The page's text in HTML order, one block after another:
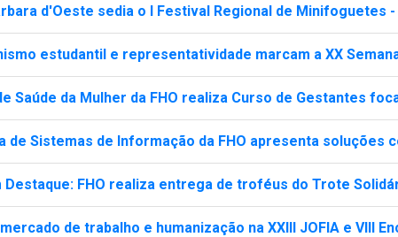
d'Oeste sedia o I Festival Regional de Minifoguetes
estudantil e representatividade marcam a XX
Saúde da Mulher da FHO realiza Curso de Gestantes
de Sistemas de Informação da FHO apresenta soluções
Destaque: FHO realiza entrega de troféus do Trote
de trabalho e humanização na XXIII JOFIA e VIII